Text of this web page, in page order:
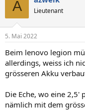
A Lieutenant
5. Mai 2022
Beim lenovo legion
allerdings, weiss ich
grösseren Akku
Die Eche, wo eine 2,5'
nämlich mit dem